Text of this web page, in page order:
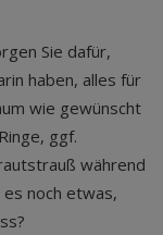
Sie dafür,
haben, alles für
wie gewünscht
ggf.
während
noch etwas,